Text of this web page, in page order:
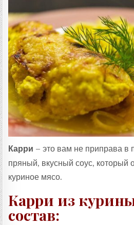
Р
Р
Ц
Е
П
Т
А
:
В
Ы
:
Карри – это вам не приправа в
пряный, вкусный соус, который
куриное мясо.
Карри из
состав: